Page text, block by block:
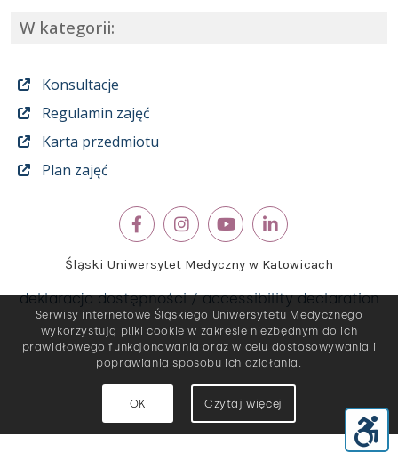
W kategorii:
Konsultacje
Regulamin zajęć
Karta przedmiotu
Plan zajęć
Śląski Uniwersytet Medyczny w Katowicach
deklaracja dostępności / accessibility declaration
Serwisy internetowe Śląskiego Uniwersytetu Medycznego
wykorzystują pliki cookie w zakresie niezbędnym do ich
prawidłowego funkcjonowania oraz w celu dostosowywania i
poprawiania sposobu ich działania.
OK Czytaj więcej